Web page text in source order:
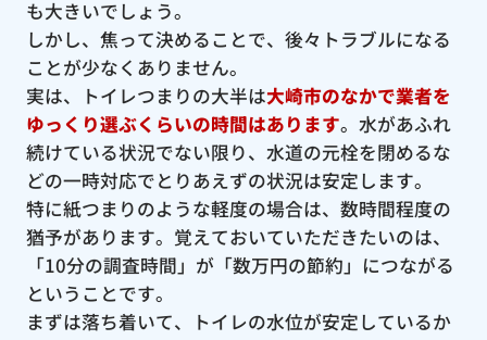
も大きいでしょう。
しかし、焦って決めることで、後々トラブルになる
ことが少なくありません。
実は、トイレつまりの大半は大崎市のなかで業者を
ゆっくり選ぶくらいの時間はあります。水があふれ
続けている状況でない限り、水道の元栓を閉めるな
どの一時対応でとりあえずの状況は安定します。
特に紙つまりのような軽度の場合は、数時間程度の
猶予があります。覚えておいていただきたいのは、
「10分の調査時間」が「数万円の節約」につながる
ということです。
まずは落ち着いて、トイレの水位が安定しているか